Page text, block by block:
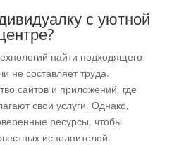
с уютной
найти подходящего
не составляет труда.
сайтов и приложений, где
свои услуги. Однако,
ресурсы, чтобы
исполнителей.